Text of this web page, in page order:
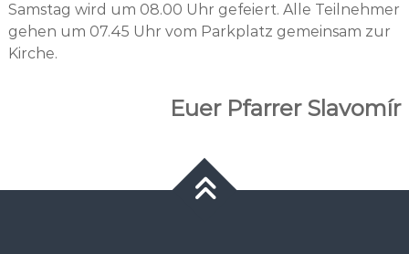
Samstag wird um 08.00 Uhr gefeiert. Alle Teilnehmer
gehen um 07.45 Uhr vom Parkplatz gemeinsam zur
Kirche.
Euer Pfarrer Slavomír